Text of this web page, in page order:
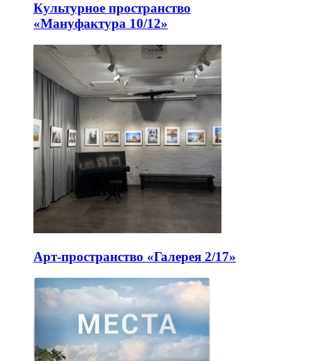
Культурное пространство
«Мануфактура 10/12»
Арт-пространство «Галерея 2/17»